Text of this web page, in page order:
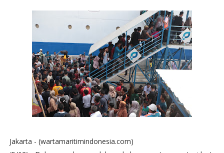
Jakarta - (wartamaritimindonesia.com)